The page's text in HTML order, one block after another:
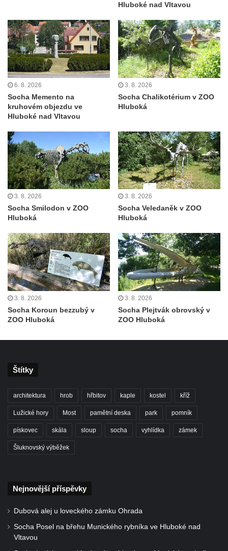
Lavička Václava Havla v Krásné Lípě
Upoutávka JduHřebenovkou u parkoviště
na Mezní Louce
Kamenný obelisk na vyhlídce u Pravčické
brány
Sousoší svatého Václava, svatého Floriána
a svatého Jana Nepomuckého východně
Socha vodníka na trase naučné stezky v
Srbské Kamenici
Podstavec v zámecké zahradě v Duchcově
Sousoší dětí u obecního úřadu v Janově
Socha Andromedé u pavilonu Reinerovy
fresky v Duchcově
Socha Amfitrité u pavilonu Reinerovy fresky
v Duchcově
Socha Flóry u pavilonu Reinerovy fresky v
Duchcově
Socha Afrodité u pavilonu Reinerovy fresky
Pamětní kámen rybníka Barbory v
zámeckém parku v Duchcově
Duchcově
Socha Herkula se lvem na nádvoří zámku v
Duchcově
Socha Marse na nádvoří zámku v
Duchcově
Hluboké nad Vltavou
6. 8. 2026
Socha Memento na
kruhovém objezdu ve
Hluboké nad Vltavou
3. 8. 2026
Socha Chalikotérium v ZOO
Hluboká
3. 8. 2026
Socha Smilodon v ZOO
Hluboká
3. 8. 2026
Socha Veledaněk v ZOO
Hluboká
3. 8. 2026
Socha Koroun bezzubý v
ZOO Hluboká
3. 8. 2026
Socha Plejtvák obrovský v
ZOO Hluboká
Štítky
architektura hrob hřbitov kaple kostel kříž
Lužické hory Most pamětní deska park pomník
pískovec skála sloup socha vyhlídka zámek
Šluknovský výběžek
Nejnovější příspěvky
Dubová alej u loveckého zámku Ohrada
Socha Posel na břehu Munického rybníka ve Hluboké nad
Vltavou